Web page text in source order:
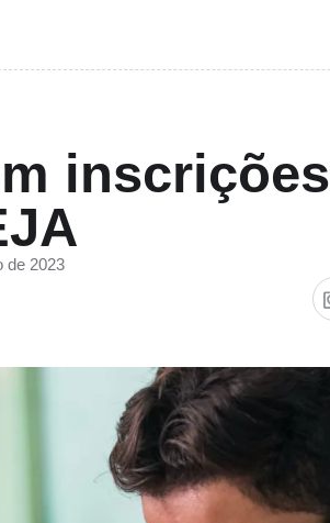
inscrições
de 2023